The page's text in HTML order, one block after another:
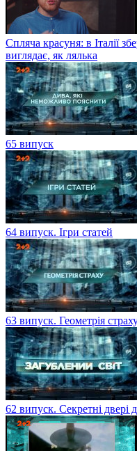
Спляча красуня: в Італії
виглядає, як лялька
65 випуск
64 випуск. Ігри статей
63 випуск. Геометрія
62 випуск. Секретні двері